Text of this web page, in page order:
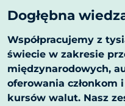
Dogłębna
Współpracujemy z
świecie w zakresie
międzynarodowych,
oferowania
kursów walut. Nasz